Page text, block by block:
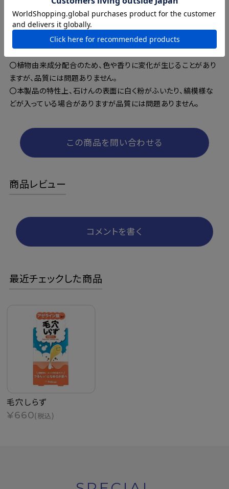
中止し、皮膚科専門医などにご相談ください。
〇目に入ったときは、直ちに洗い流してください。
〇極端に高温または低温の場所、直射日光のあたる場所や乳幼
児の手の届く場所には保管しないでください。
〇植物由来成分配合のため、色や香りに変化が生じることがあり
ますが、品質には問題ありません。
〇本製品の特性上、石けんの表面に白く粉がふいたり、縞模様な
どが入っている場合がありますが品質には問題ありません。
この商品を問い合わせる
商品レビュー
コメントを書く
最近チェックした商品
毛穴しらず
¥660(税込)